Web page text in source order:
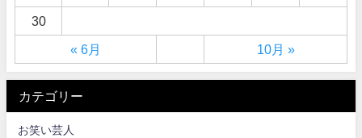
« 6月 10月 »
30
カテゴリー
お笑い芸人